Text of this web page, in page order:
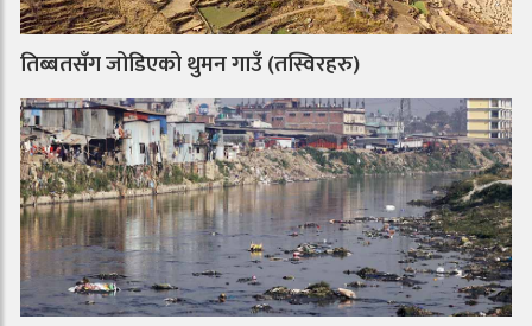
तिब्बतसँग जोडिएको थुमन गाउँ (तस्विरहरु)